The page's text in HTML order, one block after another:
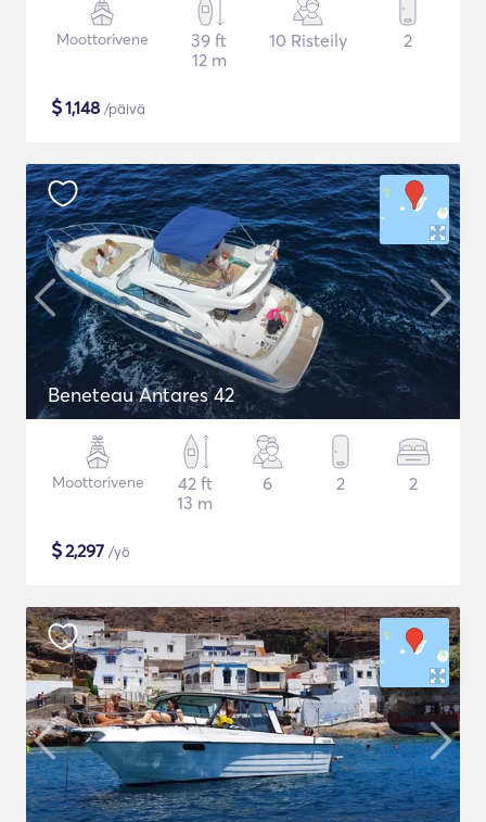
Moottorivene
39 ft
12 m
10 Risteily 2
$1,148 /päivä
Beneteau Antares 42
Moottorivene
42 ft
13 m
6 2 2
$2,297 /yö